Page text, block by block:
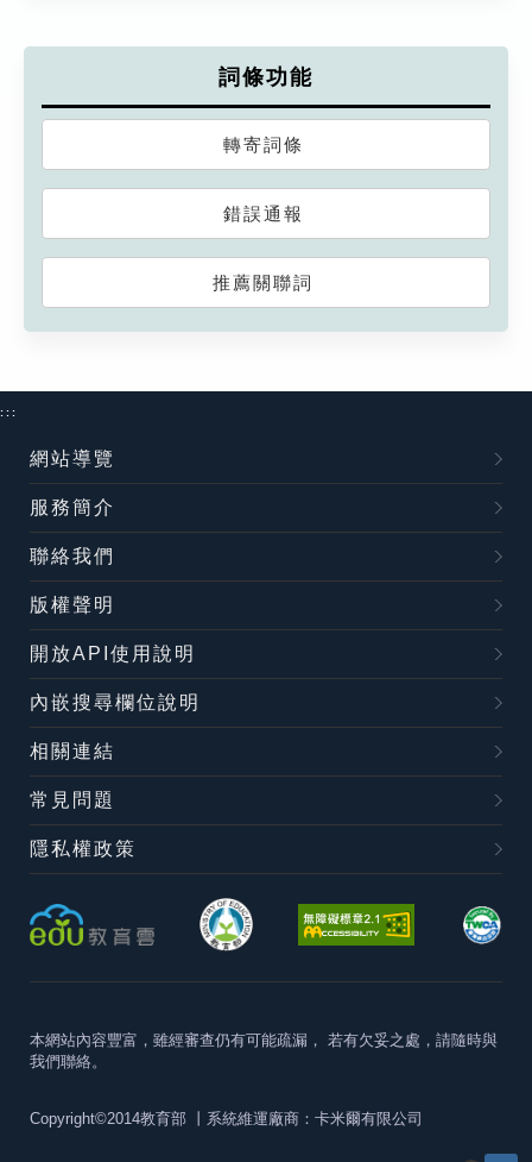
詞條功能
轉寄詞條
錯誤通報
推薦關聯詞
:::
網站導覽
服務簡介
聯絡我們
版權聲明
開放API使用說明
內嵌搜尋欄位說明
相關連結
常見問題
隱私權政策
本網站內容豐富，雖經審查仍有可能疏漏， 若有欠妥之處，請隨時與
我們聯絡。
Copyright©2014教育部 丨系統維運廠商：卡米爾有限公司